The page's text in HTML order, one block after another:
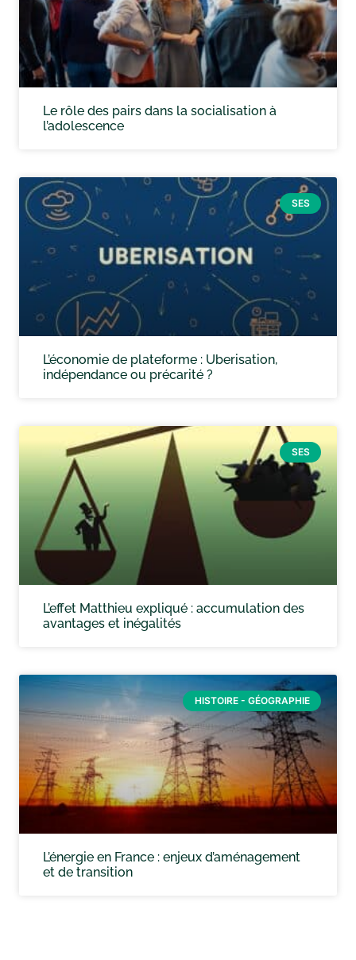
Le rôle des pairs dans la socialisation à
l’adolescence
SES
L’économie de plateforme : Uberisation,
indépendance ou précarité ?
SES
L’effet Matthieu expliqué : accumulation des
avantages et inégalités
HISTOIRE - GÉOGRAPHIE
L’énergie en France : enjeux d’aménagement
et de transition